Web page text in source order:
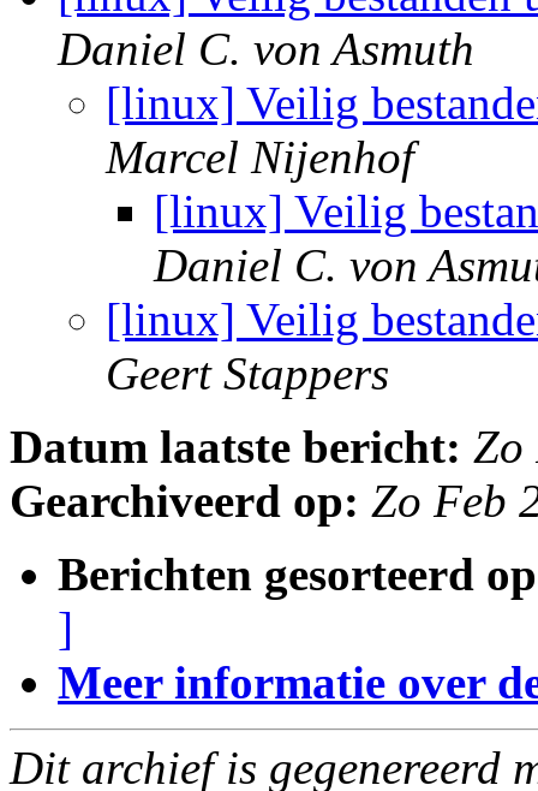
Daniel C. von Asmuth
[linux] Veilig
Marcel Nijenhof
[linux] Veilig
Daniel C. von
[linux] Veilig
Geert Stappers
Datum laatste bericht: Zo
Gearchiveerd op: Zo Feb
Berichten gesorteerd
]
Meer informatie over
Dit archief is gegenereerd